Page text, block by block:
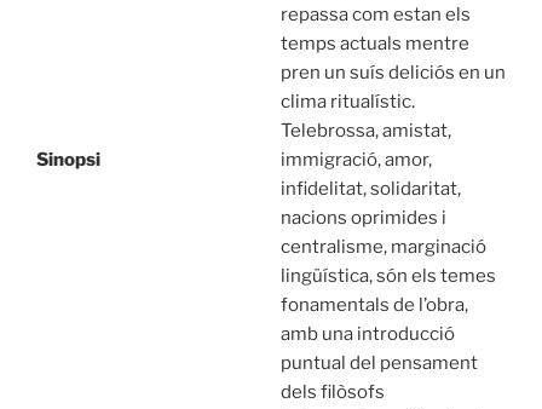
Sinopsi
repassa com estan els
temps actuals mentre
pren un suís deliciós en un
clima ritualístic.
Telebrossa, amistat,
immigració, amor,
infidelitat, solidaritat,
nacions oprimides i
centralisme, marginació
lingüística, són els temes
fonamentals de l’obra,
amb una introducció
puntual del pensament
dels filòsofs